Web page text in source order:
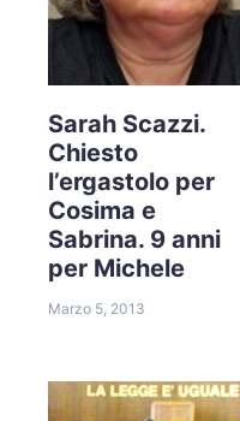
Sarah Scazzi.
Chiesto
l’ergastolo per
Cosima e
Sabrina. 9 anni
per Michele
Marzo 5, 2013